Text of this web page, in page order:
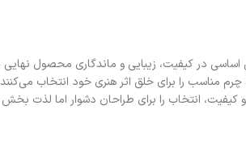
در کیفیت، زیبایی و ماندگاری محصول نهایی
مناسب را برای خلق اثر هنری خود انتخاب
انتخاب را برای طراحان دشوار اما لذت